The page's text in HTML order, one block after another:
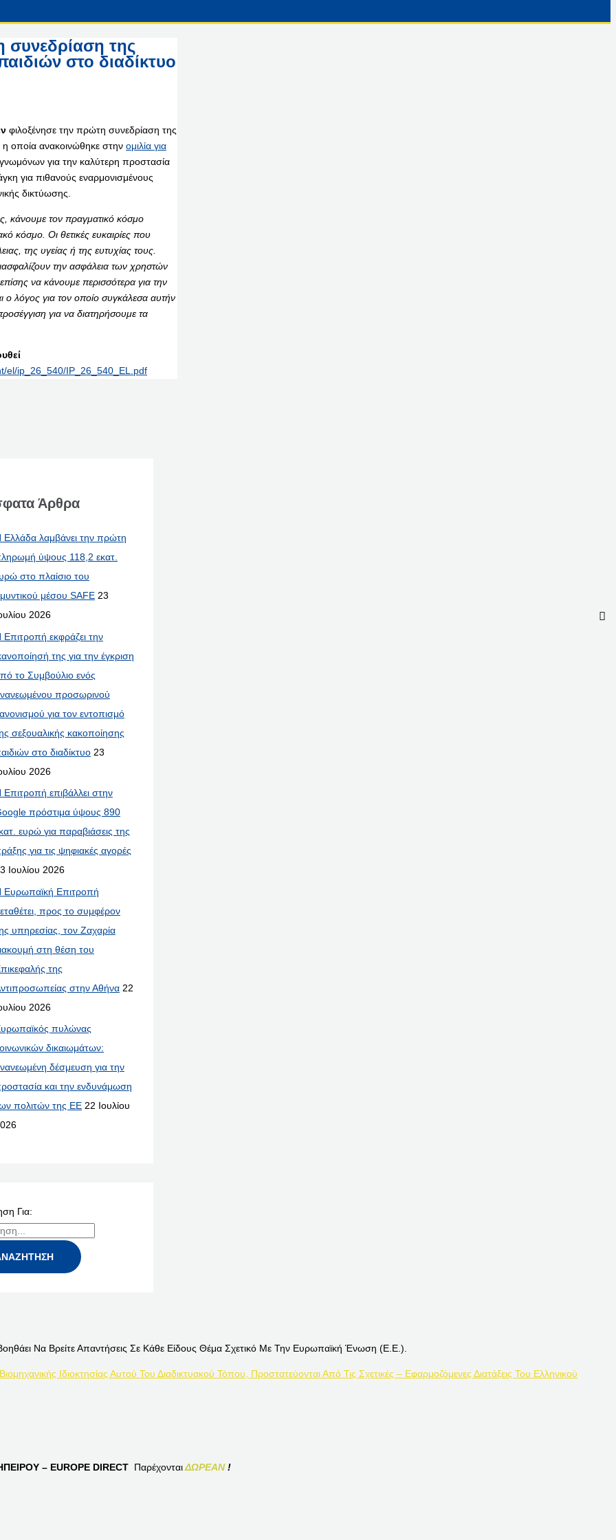
συνεδρίαση της
στο διαδίκτυο
φιλοξένησε την πρώτη συνεδρίαση της
η οποία ανακοινώθηκε στην ομιλία για
για την καλύτερη προστασία
για πιθανούς εναρμονισμένους
δικτύωσης.
κάνουμε τον πραγματικό κόσμο
κόσμο. Οι θετικές ευκαιρίες που
της υγείας ή της ευτυχίας τους.
την ασφάλεια των χρηστών
να κάνουμε περισσότερα για την
ο λόγος για τον οποίο συγκάλεσα αυτήν
για να διατηρήσουμε τα
el/ip_26_540/IP_26_540_EL.pdf
Άρθρα
Ελλάδα λαμβάνει την πρώτη
ύψους 118,2 εκατ.
στο πλαίσιο του
μέσου SAFE 23
2026
Επιτροπή εκφράζει την
της για την έγκριση
το Συμβούλιο ενός
προσωρινού
για τον εντοπισμό
σεξουαλικής κακοποίησης
στο διαδίκτυο 23
2026
Επιτροπή επιβάλλει στην
πρόστιμα ύψους 890
ευρώ για παραβιάσεις της
για τις ψηφιακές αγορές
Ιουλίου 2026
Ευρωπαϊκή Επιτροπή
προς το συμφέρον
υπηρεσίας, τον Ζαχαρία
στη θέση του
της
στην Αθήνα 22
2026
πυλώνας
δικαιωμάτων:
δέσμευση για την
και την ενδυνάμωση
πολιτών της ΕΕ 22 Ιουλίου
Για:
Να Βρείτε Απαντήσεις Σε Κάθε Είδους Θέμα Σχετικό Με Την Ευρωπαϊκή Ένωση (Ε.Ε.).
Ιδιοκτησίας Αυτού Του Διαδικτυακού Τόπου, Προστατεύονται Από Τις Σχετικές – Εφαρμοζόμενες Διατάξεις Του Ελληνικού
– EUROPE DIRECT ΠαρέχονταιΔΩΡΕΑΝ!